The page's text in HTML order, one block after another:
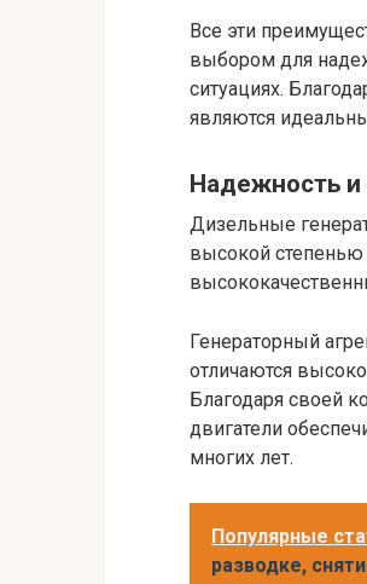
Все эти
выбором для
ситуациях.
являются
Надежность и
Дизельные
высокой степенью
Генераторный
отличаются
Благодаря своей
двигатели
многих лет.
Популярные
разводке,